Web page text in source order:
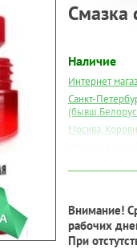
Смазка
Наличие
Интернет
Санкт-
Москва,
Самара:
Тверь:
Внимание!
рабочих
При